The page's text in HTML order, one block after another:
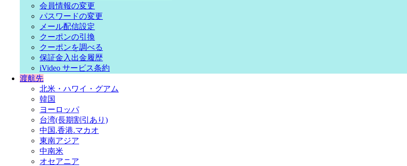
会員情報の変更
パスワードの変更
メール配信設定
クーポンの引換
クーポンを調べる
保証金入出金履歴
iVideo サービス条約
渡航先
北米・ハワイ・グアム
韓国
ヨーロッパ
台湾(長期割引あり)
中国.香港.マカオ
東南アジア
中南米
オセアニア